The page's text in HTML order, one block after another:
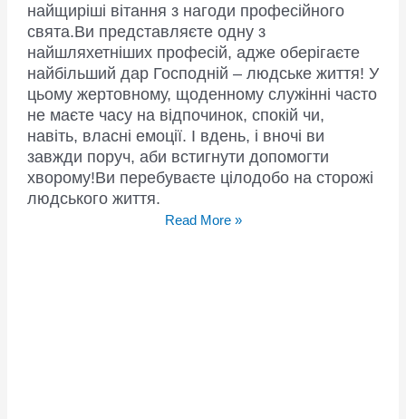
найщиріші вітання з нагоди професійного
свята.Ви представляєте одну з
найшляхетніших професій, адже оберігаєте
найбільший дар Господній – людське життя! У
цьому жертовному, щоденному служінні часто
не маєте часу на відпочинок, спокій чи,
навіть, власні емоції. І вдень, і вночі ви
завжди поруч, аби встигнути допомогти
хворому!Ви перебуваєте цілодобо на сторожі
людського життя.
З
Read More »